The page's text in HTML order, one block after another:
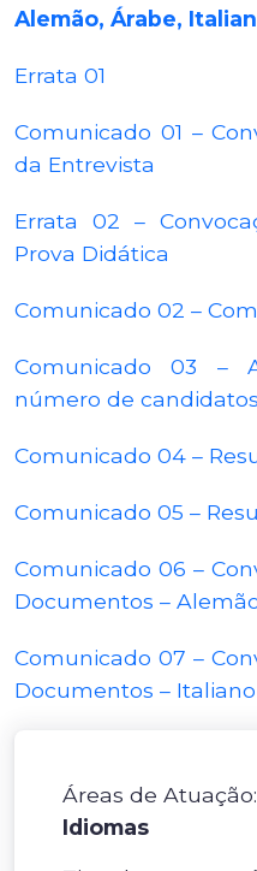
Alemão, Árabe,
Errata 01
Comunicado 01 –
da Entrevista
Errata 02 –
Prova Didática
Comunicado 02 –
Comunicado 03 –
número de
Comunicado 04 –
Comunicado 05 –
Comunicado 06 –
Documentos –
Comunicado 07 –
Documentos –
Áreas de Atuação:
Idiomas